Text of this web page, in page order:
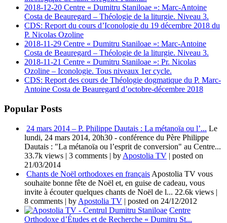
2018-12-20 Centre « Dumitru Staniloae »: Marc-Antoine
Costa de Beauregard – Théologie de la liturgie. Niveau 3.
CDS: Report du cours d’Iconologie du 19 décembre 2018 du
P. Nicolas Ozoline
2018-11-29 Centre « Dumitru Staniloae »: Marc-Antoine
Costa de Beauregard – Théologie de la liturgie. Niveau 3.
2018-11-21 Centre « Dumitru Staniloae »: Pr. Nicolas
Ozoline – Iconologie. Tous niveaux 1er cycle.
CDS: Report des cours de Théologie dogmatique du P. Marc-
Antoine Costa de Beauregard d’octobre-décembre 2018
Popular Posts
24 mars 2014 – P. Philippe Dautais : La métanoïa ou l’... Le
lundi, 24 mars 2014, 20h30 - conférence du Père Philippe
Dautais : "La métanoïa ou l’esprit de conversion" au Centre...
33.7k views | 3 comments | by Apostolia TV | posted on
21/03/2014
Chants de Noël orthodoxes en français Apostolia TV vous
souhaite bonne fête de Noël et, en guise de cadeau, vous
invite à écouter quelques chants de Noël de l... 22.6k views |
8 comments | by Apostolia TV | posted on 24/12/2012
Centre
Orthodoxe d’Études et de Recherche « Dumitru St...